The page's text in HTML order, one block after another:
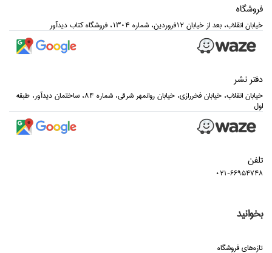
فروشگاه
خيابان انقلاب، بعد از خيابان 12فروردين، شماره 1304، فروشگاه كتاب ديدآور
دفتر نشر
خيابان انقلاب، خيابان فخررازي، خيابان روانمهر شرقي، شماره 84، ساختمان ديدآور، طبقه
اول
تلفن
021-66954748
بخوانید
تازه‌هاي فروشگاه